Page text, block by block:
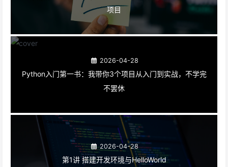
项目
2026-04-28
Python入门第一书：我带你3个项目从入门到实战，不学完
不罢休
2026-04-28
第1讲 搭建开发环境与HelloWorld